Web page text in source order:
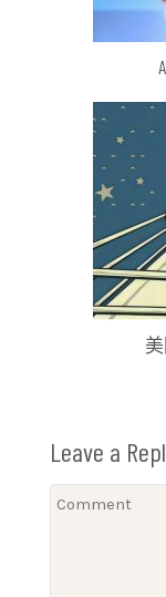
Leave a